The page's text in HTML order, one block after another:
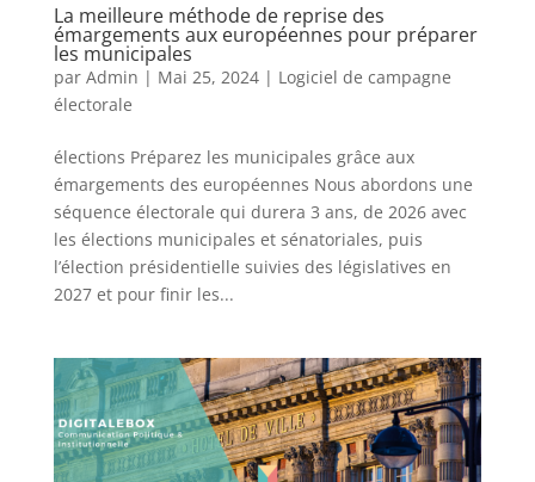
La meilleure méthode de reprise des
émargements aux européennes pour préparer
les municipales
par Admin | Mai 25, 2024| Logiciel de campagne
électorale
élections Préparez les municipales grâce aux
émargements des européennes Nous abordons une
séquence électorale qui durera 3 ans, de 2026 avec
les élections municipales et sénatoriales, puis
l’élection présidentielle suivies des législatives en
2027 et pour finir les...